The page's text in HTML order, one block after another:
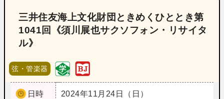
三井住友海上文化財団ときめくひととき第
1041回《須川展也サクソフォン・リサイタ
ル》
弦・管楽器
日時
2024年11月24日（日）